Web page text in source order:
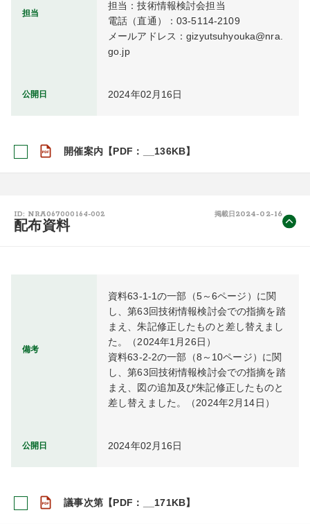
担当
担当：技術情報検討会担当
電話（直通）：03-5114-2109
メールアドレス：gizyutsuhyouka@nra.
go.jp
公開日 2024年02月16日
開催案内【PDF：__136KB】
ID: NRA067000164-002 掲載日 2024-02-16
配布資料
備考
資料63-1-1の一部（5～6ページ）に関
し、第63回技術情報検討会での指摘を踏
まえ、朱記修正したものと差し替えまし
た。（2024年1月26日）
資料63-2-2の一部（8～10ページ）に関
し、第63回技術情報検討会での指摘を踏
まえ、図の追加及び朱記修正したものと
差し替えました。（2024年2月14日）
公開日 2024年02月16日
議事次第【PDF：__171KB】